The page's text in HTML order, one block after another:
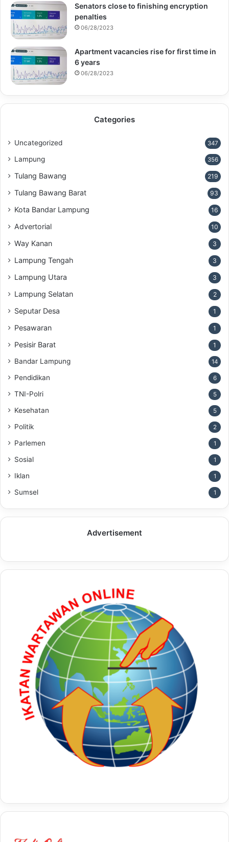
Senators close to finishing encryption
penalties
06/28/2023
Apartment vacancies rise for first time in
6 years
06/28/2023
Categories
Uncategorized 347
Lampung 356
Tulang Bawang 219
Tulang Bawang Barat 93
Kota Bandar Lampung 16
Advertorial 10
Way Kanan 3
Lampung Tengah 3
Lampung Utara 3
Lampung Selatan 2
Seputar Desa 1
Pesawaran 1
Pesisir Barat 1
Bandar Lampung 14
Pendidikan 6
TNI-Polri 5
Kesehatan 5
Politik 2
Parlemen 1
Sosial 1
Iklan 1
Sumsel 1
Advertisement